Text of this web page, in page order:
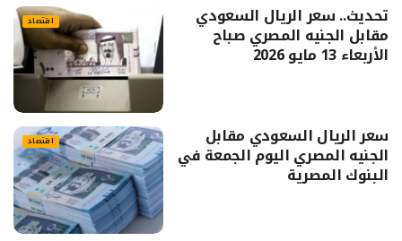
اقتصاد تحديث.. سعر الريال السعودي
مقابل الجنيه المصري صباح
الأربعاء 13 مايو 2026
اقتصاد سعر الريال السعودي مقابل
الجنيه المصري اليوم الجمعة في
البنوك المصرية